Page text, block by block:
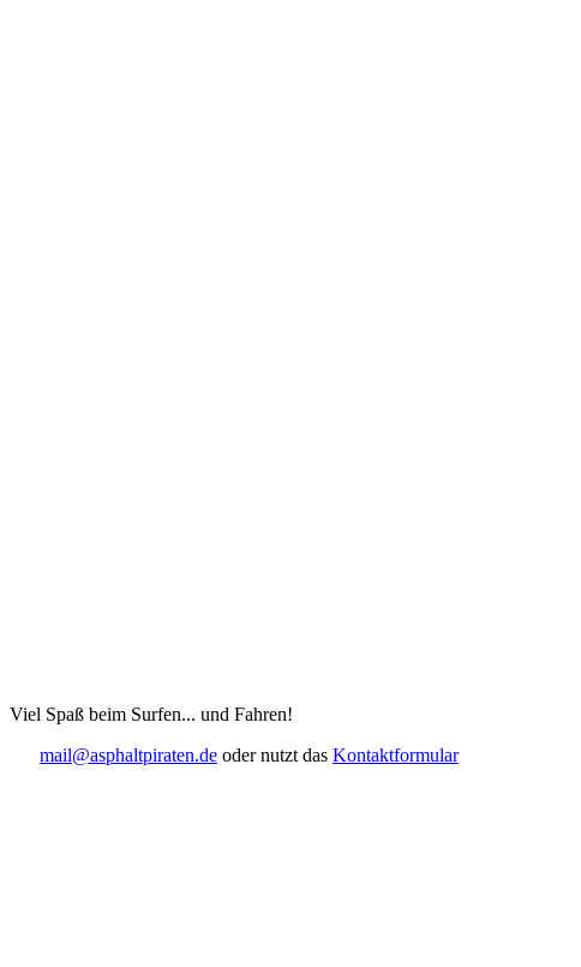
Viel Spaß beim Surfen... und Fahren!
mail@asphaltpiraten.de oder nutzt das Kontaktformular